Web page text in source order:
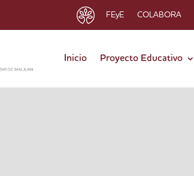
FEyE COLABORA
Inicio Proyecto Educativo